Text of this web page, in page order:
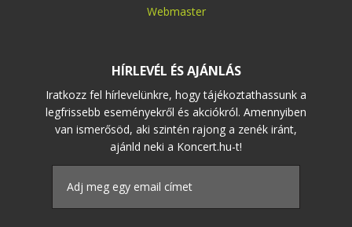
Webmaster
HÍRLEVÉL ÉS AJÁNLÁS
Iratkozz fel hírlevelünkre, hogy tájékoztathassunk a
legfrissebb eseményekről és akciókról. Amennyiben
van ismerősöd, aki szintén rajong a zenék iránt,
ajánld neki a Koncert.hu-t!